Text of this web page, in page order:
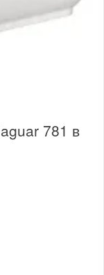
781 в